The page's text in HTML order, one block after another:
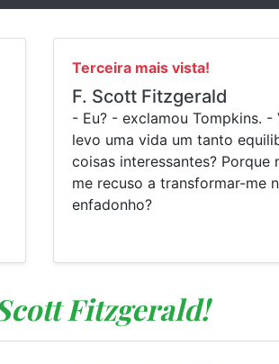
Terceira mais vista!
F. Scott Fitzgerald
- Eu? - exclamou Tompkins.
levo uma vida um tanto
coisas interessantes?
me recuso a transformar-me
enfadonho?
Fitzgerald!